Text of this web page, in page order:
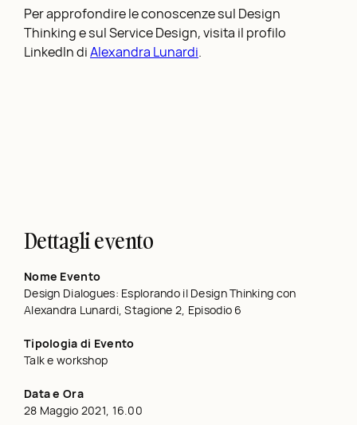
Per approfondire le conoscenze sul Design
Thinking e sul Service Design, visita il profilo
LinkedIn diAlexandra Lunardi.
Dettagli evento
Nome Evento
Design Dialogues: Esplorando il Design Thinking con
Alexandra Lunardi, Stagione 2, Episodio 6
Tipologia di Evento
Talk e workshop
Data e Ora
28 Maggio 2021, 16.00